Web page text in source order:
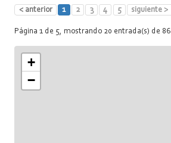
< anterior 1 2 3 4 5 siguiente >
Página 1 de 5, mostrando 20 entrada(s) de 86
+
−